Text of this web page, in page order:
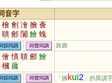
音字
檜 劊 澮 膾 薈
聵 鄶 闠 鱠 螝
廥
同韻同調 同聲同調 旌旗
儈 憒 聵 鄶 鱠
槶 蔮
同韻同調 同聲同調 「旝kui2 」的異讀